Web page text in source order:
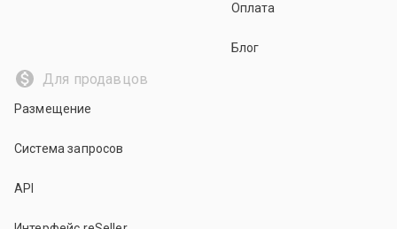
Оплата
Блог
Для продавцов
Размещение
Система запросов
API